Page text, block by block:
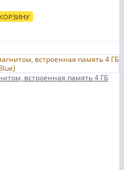
встроенная память 4 ГБ